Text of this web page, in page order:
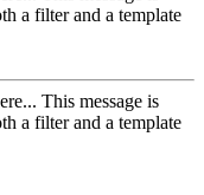
a filter and a template
This message is
a filter and a template